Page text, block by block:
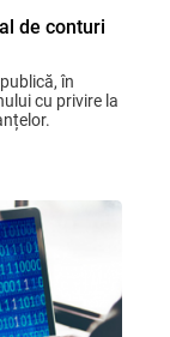
de conturi
în
cu privire la